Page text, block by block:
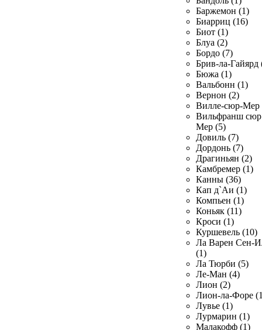
Баржемон (1)
Биарриц (16)
Биот (1)
Блуа (2)
Бордо (7)
Брив-ла-Гайярд
Бюжа (1)
Вальбонн (1)
Вернон (2)
Вилле-сюр-Мер
Вильфранш сюр
Мер (5)
Довиль (7)
Дордонь (7)
Драгиньян (2)
Камбремер (1)
Канны (36)
Кап д`Аи (1)
Компьен (1)
Коньяк (11)
Кроси (1)
Куршевель (10)
Ла Варен Сен-
(1)
Ла Тюрби (5)
Ле-Ман (4)
Лион (2)
Лион-ла-Форе
Лувье (1)
Лурмарин (1)
Малакофф (1)